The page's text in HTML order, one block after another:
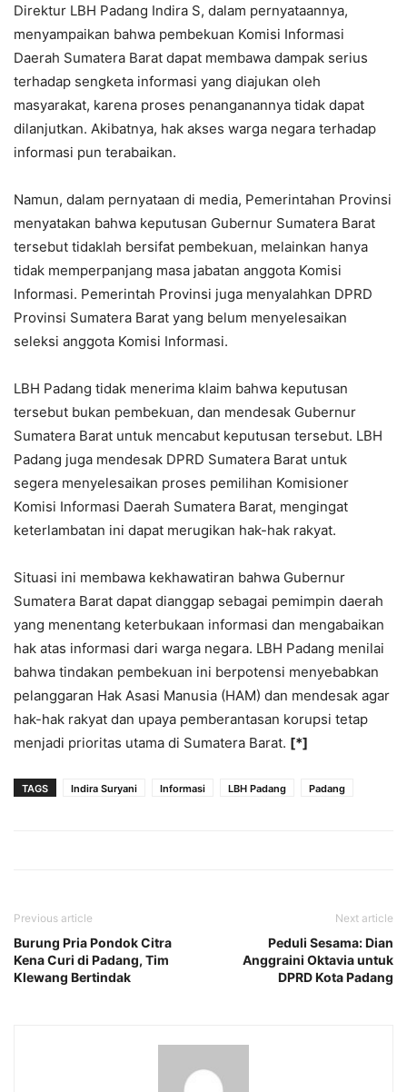
Direktur LBH Padang Indira S, dalam pernyataannya,
menyampaikan bahwa pembekuan Komisi Informasi
Daerah Sumatera Barat dapat membawa dampak serius
terhadap sengketa informasi yang diajukan oleh
masyarakat, karena proses penanganannya tidak dapat
dilanjutkan. Akibatnya, hak akses warga negara terhadap
informasi pun terabaikan.
Namun, dalam pernyataan di media, Pemerintahan Provinsi
menyatakan bahwa keputusan Gubernur Sumatera Barat
tersebut tidaklah bersifat pembekuan, melainkan hanya
tidak memperpanjang masa jabatan anggota Komisi
Informasi. Pemerintah Provinsi juga menyalahkan DPRD
Provinsi Sumatera Barat yang belum menyelesaikan
seleksi anggota Komisi Informasi.
LBH Padang tidak menerima klaim bahwa keputusan
tersebut bukan pembekuan, dan mendesak Gubernur
Sumatera Barat untuk mencabut keputusan tersebut. LBH
Padang juga mendesak DPRD Sumatera Barat untuk
segera menyelesaikan proses pemilihan Komisioner
Komisi Informasi Daerah Sumatera Barat, mengingat
keterlambatan ini dapat merugikan hak-hak rakyat.
Situasi ini membawa kekhawatiran bahwa Gubernur
Sumatera Barat dapat dianggap sebagai pemimpin daerah
yang menentang keterbukaan informasi dan mengabaikan
hak atas informasi dari warga negara. LBH Padang menilai
bahwa tindakan pembekuan ini berpotensi menyebabkan
pelanggaran Hak Asasi Manusia (HAM) dan mendesak agar
hak-hak rakyat dan upaya pemberantasan korupsi tetap
menjadi prioritas utama di Sumatera Barat. [*]
TAGS Indira Suryani Informasi LBH Padang Padang
Previous article
Burung Pria Pondok Citra
Kena Curi di Padang, Tim
Klewang Bertindak
Next article
Peduli Sesama: Dian
Anggraini Oktavia untuk
DPRD Kota Padang